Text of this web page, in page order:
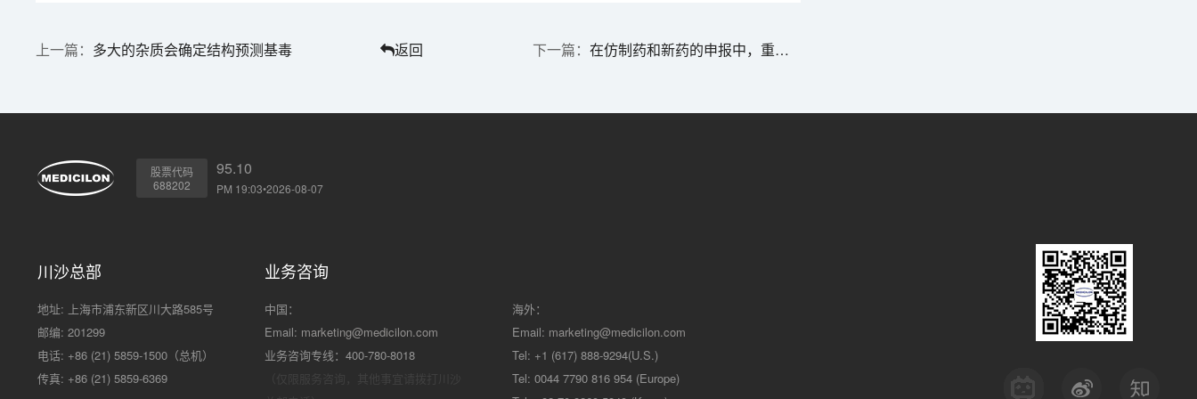
多大的杂质会确定结构预测基毒 返回 在仿制药和新药的申报中，重金属是否需要定入质量标准？
股票代码
688202
95.10
PM 19:03•2026-08-07
川沙总部
地址: 上海市浦东新区川大路585号
邮编: 201299
电话: +86 (21) 5859-1500（总机）
传真: +86 (21) 5859-6369
业务咨询
中国：
Email: marketing@medicilon.com
业务咨询专线：400-780-8018
海外：
Email: marketing@medicilon.com
Tel: +1 (617) 888-9294(U.S.)
Tel: 0044 7790 816 954 (Europe)